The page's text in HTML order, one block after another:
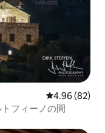
レビュー82
4.96 (82)
フィーノの間